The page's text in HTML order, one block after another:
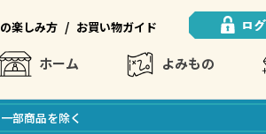
楽しみ方 / お買い物ガイド
ホーム よみもの
部商品を除く